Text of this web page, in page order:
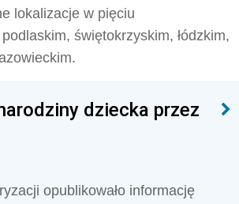
lokalizacje w pięciu
świętokrzyskim, łódzkim,
dziecka przez
opublikowało informację